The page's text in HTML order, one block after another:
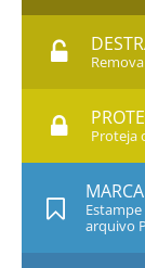
Proteja
arquivo